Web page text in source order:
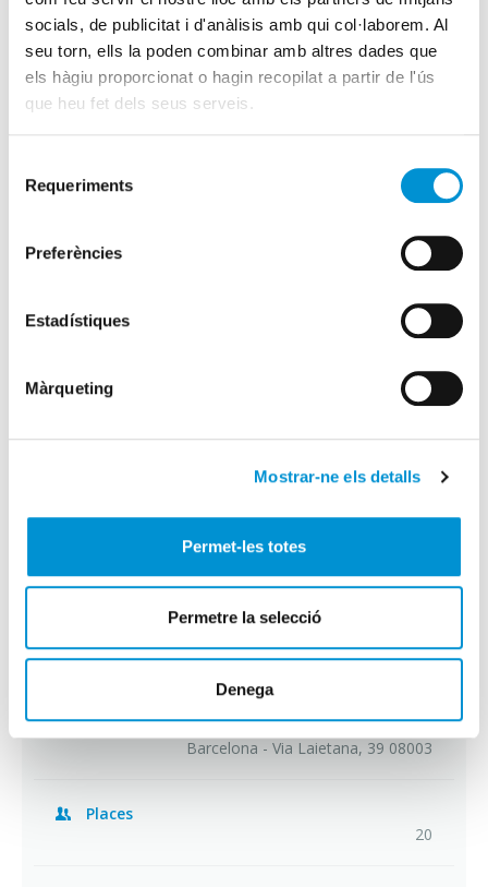
socials, de publicitat i d'anàlisis amb qui col·laborem. Al
seu torn, ells la poden combinar amb altres dades que
els hàgiu proporcionat o hagin recopilat a partir de l'ús
que heu fet dels seus serveis.
Requeriments
Preferències
Estadístiques
Màrqueting
Mostrar-ne els detalls
Permet-les totes
Permetre la selecció
Denega
Fundación Estatal para la
Formación en el Empleo
Informa-te’n!
15 d'octubre de 2021
Número d'hores
Associats / Col·legiats: 110 euros
Empresa Adherida: 165 euros
General: 195 euros
Lloc
Barcelona - Via Laietana, 39 08003
Places
20